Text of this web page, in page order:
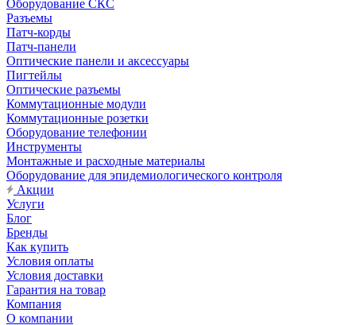
Оборудование СКС
Разъемы
Патч-корды
Патч-панели
Оптические панели и аксессуары
Пигтейлы
Оптические разъемы
Коммутационные модули
Коммутационные розетки
Оборудование телефонии
Инструменты
Монтажные и расходные материалы
Оборудование для эпидемиологического контроля
Акции
Услуги
Блог
Бренды
Как купить
Условия оплаты
Условия доставки
Гарантия на товар
Компания
О компании